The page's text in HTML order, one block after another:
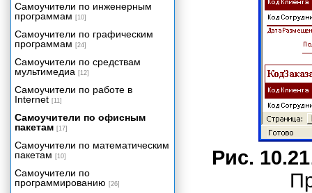
Рис. 10.21
Вычисление процентов.
Нумерация записей и подсчет
количества записей в отчете.
Объединение текстовых данных
и печать условий отбора
записей в отчете
Фильтрация данных в отчете
Работа с макросами
Публикация данных в
корпоративной сети и Интернете
Программирование в Access
2002
Настройка пользовательского
интерфейса
Самоучители по инженерным
программам [10]
Самоучители по графическим
программам [24]
Самоучители по средствам
мультимедиа [12]
Самоучители по работе в
Internet [11]
Самоучители по офисным
пакетам [17]
Самоучители по математическим
пакетам [10]
Самоучители по
программированию [26]